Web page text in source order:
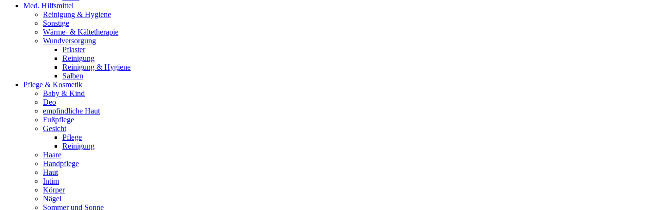
Med. Hilfsmittel
Reinigung & Hygiene
Sonstige
Wärme- & Kältetherapie
Wundversorgung
Pflaster
Reinigung
Reinigung & Hygiene
Salben
Pflege & Kosmetik
Baby & Kind
Deo
empfindliche Haut
Fußpflege
Gesicht
Pflege
Reinigung
Haare
Handpflege
Haut
Intim
Körper
Nägel
Sommer und Sonne